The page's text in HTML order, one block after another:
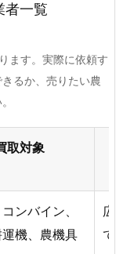
者一覧
ます。実際に依頼す
るか、売りたい農
取対象
ンバイン、
機、農機具